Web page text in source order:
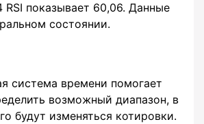
RSI показывает 60,06. Данные
состоянии.
система времени помогает
возможный диапазон, в
будут изменяться котировки.